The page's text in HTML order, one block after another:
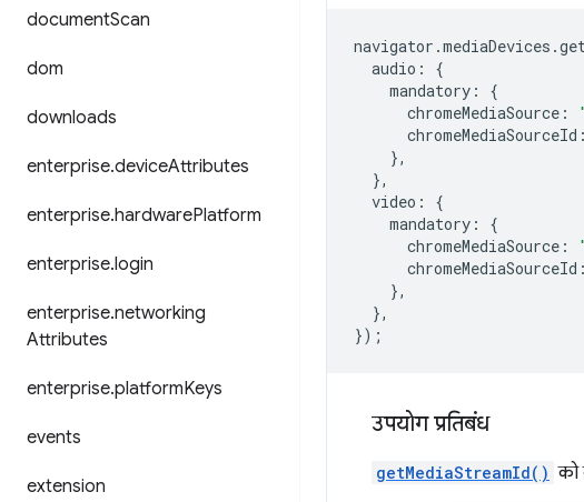
documentScan
dom
downloads
enterprise.deviceAttributes
enterprise.hardwarePlatform
enterprise.login
enterprise.networking
Attributes
enterprise.platformKeys
events
extension
navigator .mediaDevices .
audio :
{
mandatory :
{
chromeMediaSource :
chromeMediaSourceId :
},
},
video :
{
mandatory :
{
chromeMediaSource :
chromeMediaSourceId :
},
},
});
उपयोग प्रतिबंध
getMediaStreamId() को